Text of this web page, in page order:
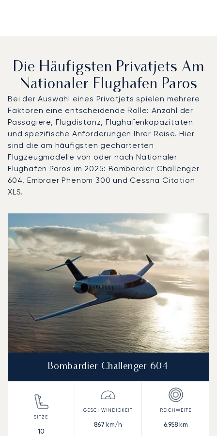
Die Häufigsten Privatjets Am
Nationaler Flughafen Paros
Bei der Auswahl eines Privatjets spielen mehrere
Faktoren eine entscheidende Rolle: Anzahl der
Passagiere, Flugdistanz, Flughafenkapazitäten
und spezifische Anforderungen Ihrer Reise. Hier
sind die am häufigsten gecharterten
Flugzeugmodelle von oder nach Nationaler
Flughafen Paros im 2025: Bombardier Challenger
604, Embraer Phenom 300 und Cessna Citation
XLS.
Flugzeugmodell
Geschwindigkeit (km/h)Geschwindigkeit (Knoten)
Reichweite (NM)
Bombardier Challenger 604
10
867 km/h 6.958km